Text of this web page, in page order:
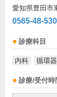
愛知県豊田市
0565-48-
診療科目
内科 循環
診療/受付時